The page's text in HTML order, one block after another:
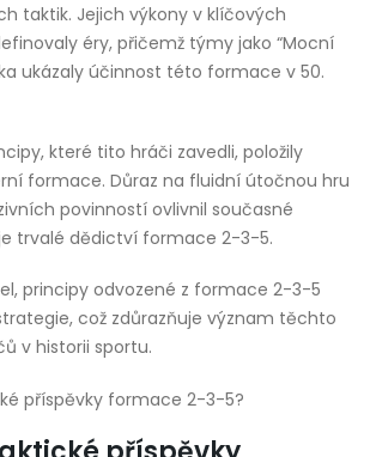
taktik. Jejich výkony v klíčových
éry, přičemž týmy jako “Mocní
ukázaly účinnost této formace v 50.
které tito hráči zavedli, položily
formace. Důraz na fluidní útočnou hru
povinností ovlivnil současné
trvalé dědictví formace 2-3-5.
principy odvozené z formace 2-3-5
což zdůrazňuje význam těchto
v historii sportu.